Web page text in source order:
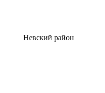
Невский район